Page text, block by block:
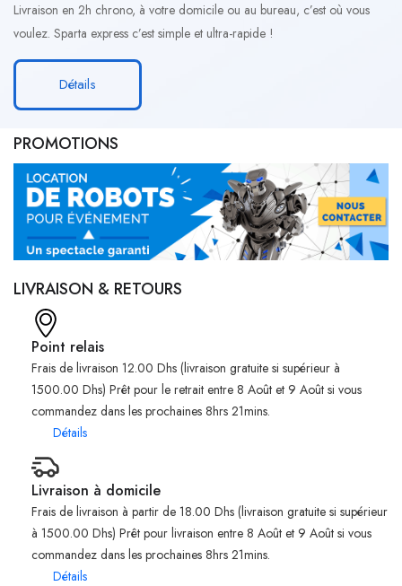
Livraison en 2h chrono, à votre domicile ou au bureau, c’est où vous
voulez. Sparta express c’est simple et ultra-rapide !
Détails
PROMOTIONS
LIVRAISON & RETOURS
Point relais
Frais de livraison 12.00 Dhs (livraison gratuite si supérieur à
1500.00 Dhs) Prêt pour le retrait entre 8 Août et 9 Août si vous
commandez dans les prochaines 8hrs 21mins.
Détails
Livraison à domicile
Frais de livraison à partir de 18.00 Dhs (livraison gratuite si supérieur
à 1500.00 Dhs) Prêt pour livraison entre 8 Août et 9 Août si vous
commandez dans les prochaines 8hrs 21mins.
Détails